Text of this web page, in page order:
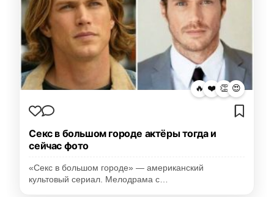
🔥 ❤️ 👏 😍
Секс в большом городе актёры тогда и
сейчас фото
«Секс в большом городе» — американский
культовый сериал. Мелодрама с…